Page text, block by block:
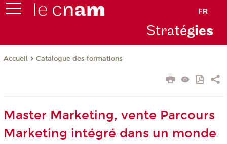
FR
Stratégies
Accueil Catalogue des formations
Master Marketing, vente Parcours
Marketing intégré dans un monde